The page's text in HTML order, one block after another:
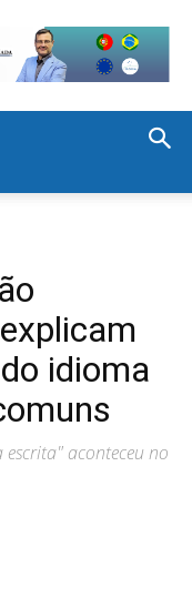
idioma
aconteceu no